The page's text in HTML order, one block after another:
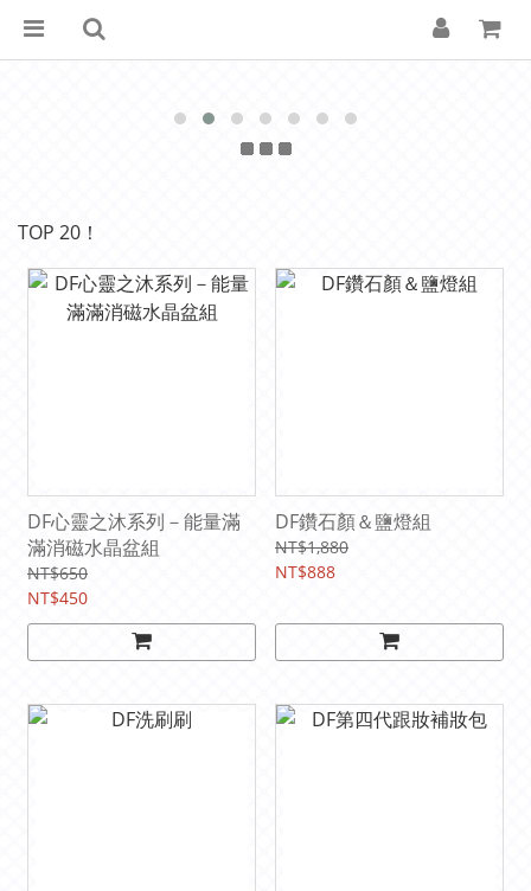
TOP 20！
DF心靈之沐系列－能量滿
滿消磁水晶盆組
NT$650
NT$450
DF鑽石顏＆鹽燈組
NT$1,880
NT$888